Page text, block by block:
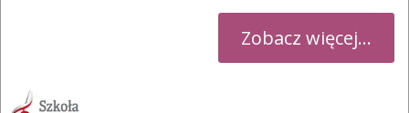
Zobacz więcej...